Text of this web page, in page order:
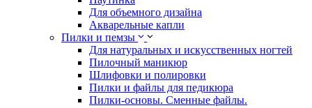
Для объемного дизайна
Акварельные капли
Пилки и пемзы
Для натуральных и искусственных ногтей
Пилочный маникюр
Шлифовки и полировки
Пилки и файлы для педикюра
Пилки-основы. Сменные файлы.